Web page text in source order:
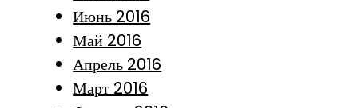
Июнь 2016
Май 2016
Апрель 2016
Март 2016